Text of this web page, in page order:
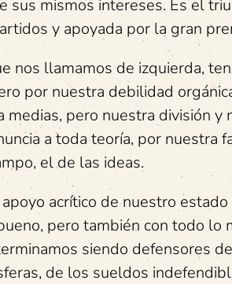
mismos intereses. Es el
y apoyada por la gran
nos llamamos de izquierda,
por nuestra debilidad
pero nuestra división
a toda teoría, por nuestra
el de las ideas.
acrítico de nuestro
pero también con todo lo
siendo defensores
de los sueldos